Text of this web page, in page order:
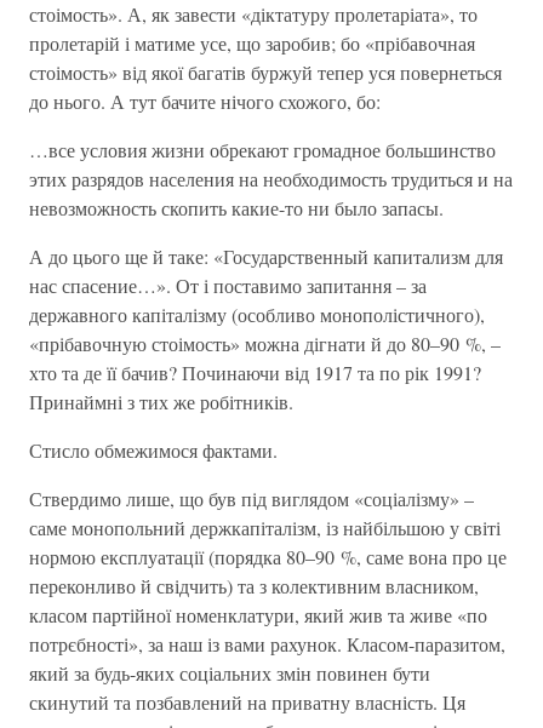
стоімость». А, як завести «діктатуру пролетаріата», то
пролетарій і матиме усе, що заробив; бо «прібавочная
стоімость» від якої багатів буржуй тепер уся повернеться
до нього. А тут бачите нічого схожого, бо:
…все условия жизни обрекают громадное большинство
этих разрядов населения на необходимость трудиться и на
невозможность скопить какие-то ни было запасы.
А до цього ще й таке: «Государственный капитализм для
нас спасение…». От і поставимо запитання – за
державного капіталізму (особливо монополістичного),
«прібавочную стоімость» можна дігнати й до 80–90 %, –
хто та де її бачив? Починаючи від 1917 та по рік 1991?
Принаймні з тих же робітників.
Стисло обмежимося фактами.
Ствердимо лише, що був під виглядом «соціалізму» –
саме монопольний держкапіталізм, із найбільшою у світі
нормою експлуатації (порядка 80–90 %, саме вона про це
переконливо й свідчить) та з колективним власником,
класом партійної номенклатури, який жив та живе «по
потрєбності», за наш із вами рахунок. Класом-паразитом,
який за будь-яких соціальних змін повинен бути
скинутий та позбавлений на приватну власність. Ця